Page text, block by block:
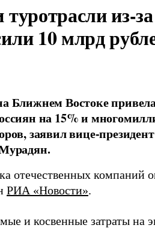
из-
10 млрд
Ближнем Востоке
на 15% и
заявил вице-
отечественных компаний
РИА «Новости».
и косвенные затраты на